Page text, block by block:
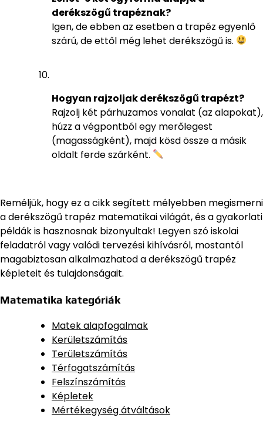
derékszögű trapéznak?
Igen, de ebben az esetben a trapéz egyenlő
szárú, de ettől még lehet derékszögű is.
Hogyan rajzoljak derékszögű trapézt?
Rajzolj két párhuzamos vonalat (az alapokat),
húzz a végpontból egy merőlegest
(magasságként), majd kösd össze a másik
oldalt ferde szárként.
Reméljük, hogy ez a cikk segített mélyebben megismerni
a derékszögű trapéz matematikai világát, és a gyakorlati
példák is hasznosnak bizonyultak! Legyen szó iskolai
feladatról vagy valódi tervezési kihívásról, mostantól
magabiztosan alkalmazhatod a derékszögű trapéz
képleteit és tulajdonságait.
Matematika kategóriák
Matek alapfogalmak
Kerületszámítás
Területszámítás
Térfogatszámítás
Felszínszámítás
Képletek
Mértékegység átváltások